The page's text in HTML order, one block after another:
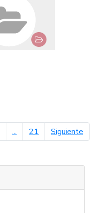
... 21 Siguiente